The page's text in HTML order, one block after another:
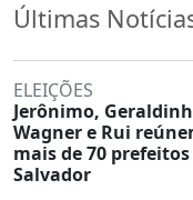
Últimas
ELEIÇÕES
Jerônimo,
Wagner e Rui
mais de 70
Salvador